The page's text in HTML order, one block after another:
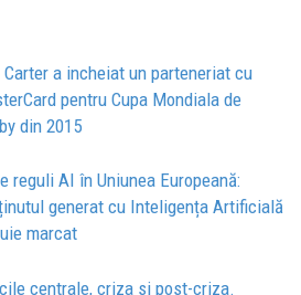
Carter a incheiat un parteneriat cu
pentru Cupa Mondiala de
din 2015
reguli AI în Uniunea Europeană:
generat cu Inteligența Artificială
marcat
centrale, criza si post-criza.